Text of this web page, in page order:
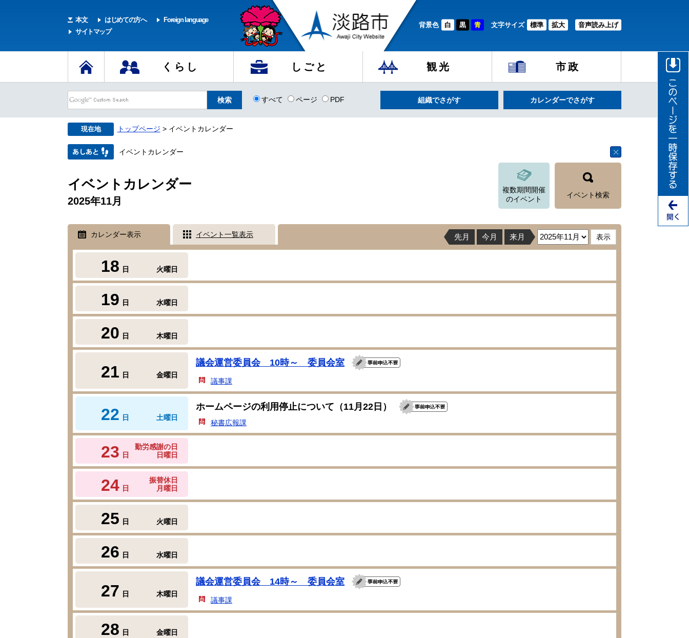
本文 はじめての方へ
Foreign language
サイトマップ
背景色 白 黒 青 文字サイズ 標準 拡大 音声読み上げ
くらし しごと 観光 市政
すべて ページ PDF 組織でさがす カレンダーでさがす
現在地 トップページ > イベントカレンダー
イベントカレンダー
イベントカレンダー
複数期間開催
のイベント
イベント検索
2025年11月
カレンダー表示 イベント一覧表示 先月 今月 来月
18 日 火曜日
19 日 水曜日
20 日 木曜日
21 日 金曜日
議会運営委員会 10時～ 委員会室
議事課
22 日 土曜日
ホームページの利用停止について（11月22日）
秘書広報課
23 日
勤労感謝の日
日曜日
24 日
振替休日
月曜日
25 日 火曜日
26 日 水曜日
27 日 木曜日
議会運営委員会 14時～ 委員会室
議事課
28 日 金曜日